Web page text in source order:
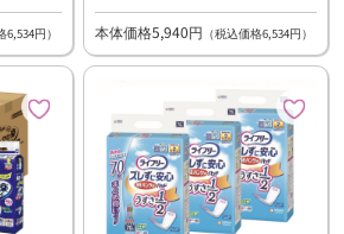
6,534円） 本体価格5,940円 （税込価格6,534円）